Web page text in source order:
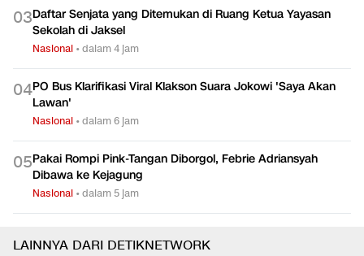
03Daftar Senjata yang Ditemukan di Ruang Ketua Yayasan
Sekolah di Jaksel
Nasional •dalam 4 jam
04PO Bus Klarifikasi Viral Klakson Suara Jokowi 'Saya Akan
Lawan'
Nasional •dalam 6 jam
05Pakai Rompi Pink-Tangan Diborgol, Febrie Adriansyah
Dibawa ke Kejagung
Nasional •dalam 5 jam
LAINNYA DARI DETIKNETWORK